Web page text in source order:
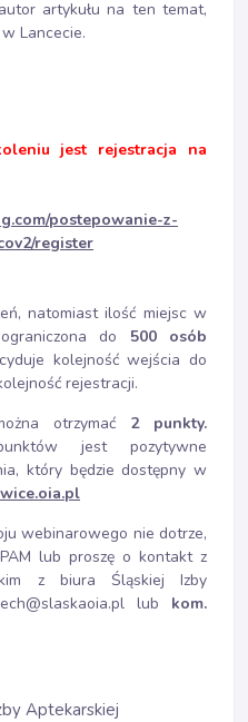
artykułu na ten temat,
Lancecie.
jest rejestracja na
postepowanie-z-
register
natomiast ilość miejsc w
do 500 osób
kolejność wejścia do
rejestracji.
otrzymać 2 punkty.
jest pozytywne
który będzie dostępny w
webinarowego nie dotrze,
lub proszę o kontakt z
z biura Śląskiej Izby
lub kom.
Aptekarskiej